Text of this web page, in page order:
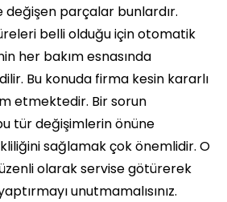
değişen parçalar bunlardır.
belli olduğu için otomatik
her bakım esnasında
Bu konuda firma kesin kararlı
etmektedir. Bir sorun
tür değişimlerin önüne
sağlamak çok önemlidir. O
olarak servise götürerek
unutmamalısınız.